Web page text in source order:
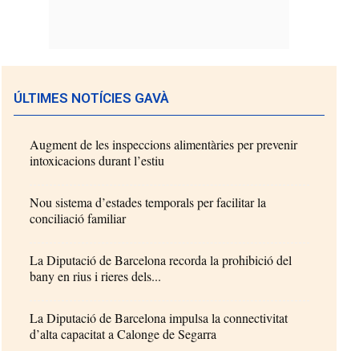
ÚLTIMES NOTÍCIES GAVÀ
Augment de les inspeccions alimentàries per prevenir
intoxicacions durant l’estiu
Nou sistema d’estades temporals per facilitar la
conciliació familiar
La Diputació de Barcelona recorda la prohibició del
bany en rius i rieres dels...
La Diputació de Barcelona impulsa la connectivitat
d’alta capacitat a Calonge de Segarra